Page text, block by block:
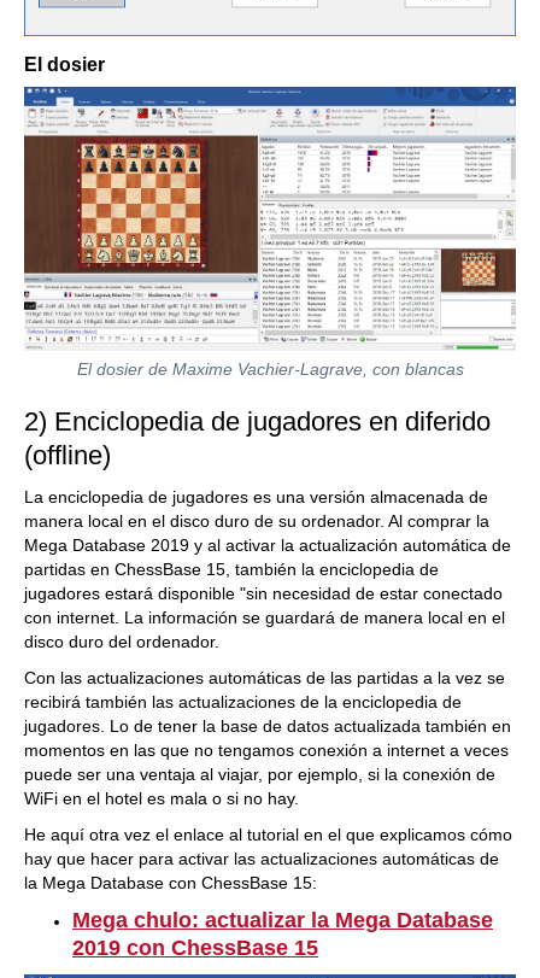
El dosier
El dosier de Maxime Vachier-Lagrave, con blancas
2) Enciclopedia de jugadores en diferido
(offline)
La enciclopedia de jugadores es una versión almacenada de
manera local en el disco duro de su ordenador. Al comprar la
Mega Database 2019 y al activar la actualización automática de
partidas en ChessBase 15, también la enciclopedia de
jugadores estará disponible "sin necesidad de estar conectado
con internet. La información se guardará de manera local en el
disco duro del ordenador.
Con las actualizaciones automáticas de las partidas a la vez se
recibirá también las actualizaciones de la enciclopedia de
jugadores. Lo de tener la base de datos actualizada también en
momentos en las que no tengamos conexión a internet a veces
puede ser una ventaja al viajar, por ejemplo, si la conexión de
WiFi en el hotel es mala o si no hay.
He aquí otra vez el enlace al tutorial en el que explicamos cómo
hay que hacer para activar las actualizaciones automáticas de
la Mega Database con ChessBase 15:
Mega chulo: actualizar la Mega Database
2019 con ChessBase 15